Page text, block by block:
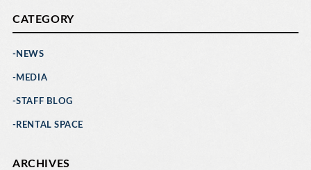
CATEGORY
NEWS
MEDIA
STAFF BLOG
RENTAL SPACE
ARCHIVES